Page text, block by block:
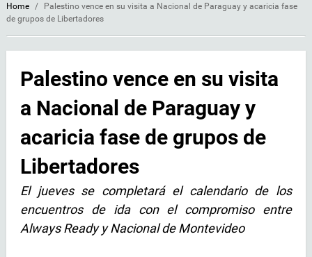
Home /
Palestino vence en su visita a Nacional de Paraguay y acaricia fase
de grupos de Libertadores
Palestino vence en su visita
a Nacional de Paraguay y
acaricia fase de grupos de
Libertadores
El jueves se completará el calendario de los
encuentros de ida con el compromiso entre
Always Ready y Nacional de Montevideo